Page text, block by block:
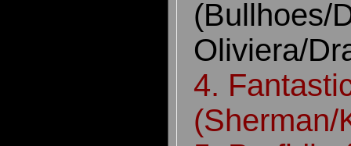
(Bullhoes/
Oliviera/
4.
(Sherman/